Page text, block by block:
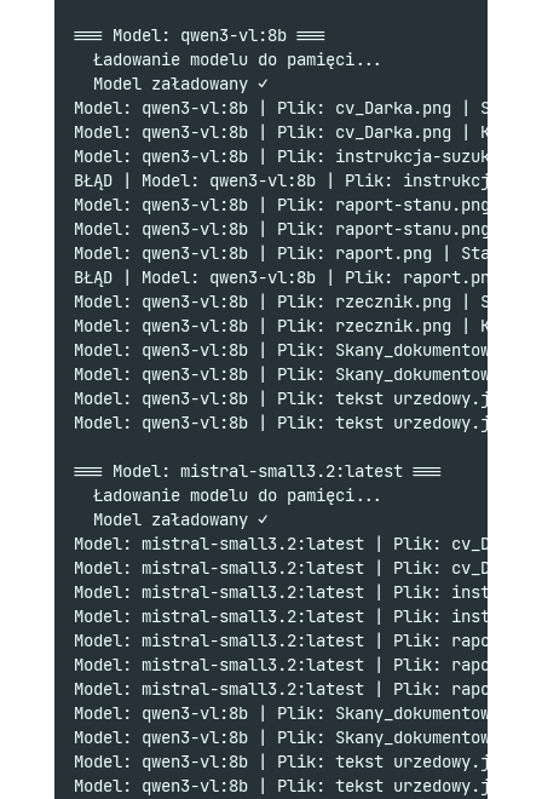
=== Model: qwen3-vl:8b ===
  Ładowanie modelu do pamięci...
  Model załadowany ✓
Model: qwen3-vl:8b | Plik: cv_Darka.png | Start:
Model: qwen3-vl:8b | Plik: cv_Darka.png |
Model: qwen3-vl:8b | Plik: instrukcja-
BŁĄD | Model: qwen3-vl:8b | Plik: instrukcja-
Model: qwen3-vl:8b | Plik: raport-stanu.png |
Model: qwen3-vl:8b | Plik: raport-stanu.png |
Model: qwen3-vl:8b | Plik: raport.png | Start:
BŁĄD | Model: qwen3-vl:8b | Plik: raport.png |
Model: qwen3-vl:8b | Plik: rzecznik.png | Start:
Model: qwen3-vl:8b | Plik: rzecznik.png |
Model: qwen3-vl:8b | Plik:
Model: qwen3-vl:8b | Plik:
Model: qwen3-vl:8b | Plik: tekst urzedowy.jpg |
Model: qwen3-vl:8b | Plik: tekst urzedowy.jpg |
=== Model: mistral-small3.2:latest ===
  Ładowanie modelu do pamięci...
  Model załadowany ✓
Model: mistral-small3.2:latest | Plik:
Model: mistral-small3.2:latest | Plik:
Model: mistral-small3.2:latest | Plik:
Model: mistral-small3.2:latest | Plik:
Model: mistral-small3.2:latest | Plik: raport-
Model: mistral-small3.2:latest | Plik: raport-
Model: mistral-small3.2:latest | Plik:
Model: qwen3-vl:8b | Plik:
Model: qwen3-vl:8b | Plik:
Model: qwen3-vl:8b | Plik: tekst urzedowy.jpg |
Model: qwen3-vl:8b | Plik: tekst urzedowy.jpg |